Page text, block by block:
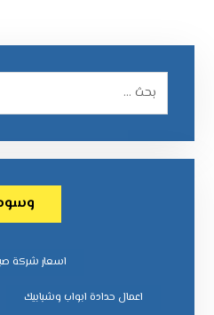
اسعار شركة
اعمال حدادة ابواب وشبابيك